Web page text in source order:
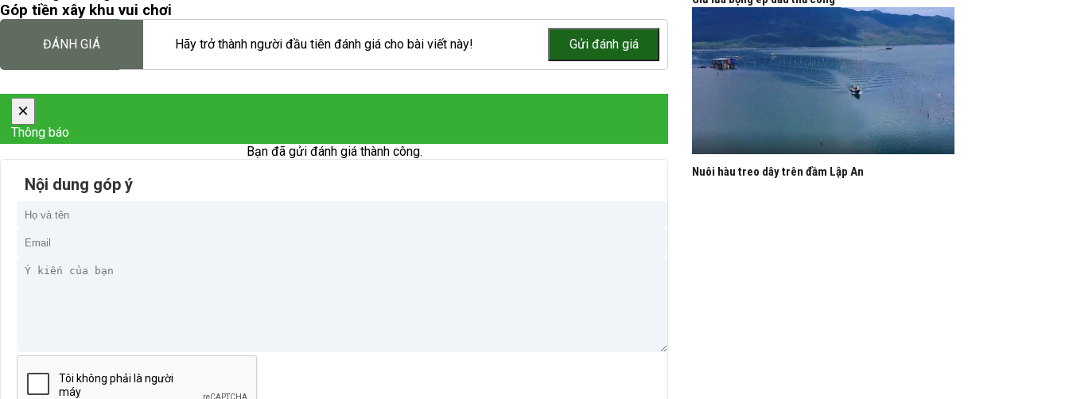
Góp tiền xây khu vui chơi
ĐÁNH GIÁ Hãy trở thành người đầu tiên đánh giá cho bài viết này!
×
Thông báo
Bạn đã gửi đánh giá thành công.
Nội dung góp ý
Nuôi hàu treo dây trên đầm Lập An